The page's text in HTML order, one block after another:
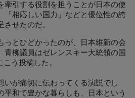
牽引する役割を担うことが日本の使
「相応しい国力」などと優位性の誇
せたのだ。
とひどかったのが、日本維新の会
青柳議員はゼレンスキー大統領の国
う投稿した。
いが痛切に伝わってくる演説でし
平和で豊かな暮らしも、日本という